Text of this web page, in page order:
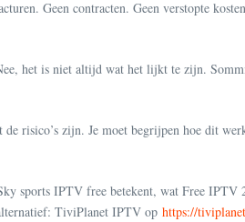
Geen contracten. Geen verstopte
het is niet altijd wat het lijkt te zijn.
risico’s zijn. Je moet begrijpen hoe dit
sports IPTV free betekent, wat Free
TiviPlanet IPTV op https://